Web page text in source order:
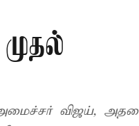
அமைச்சர் விஜய்,